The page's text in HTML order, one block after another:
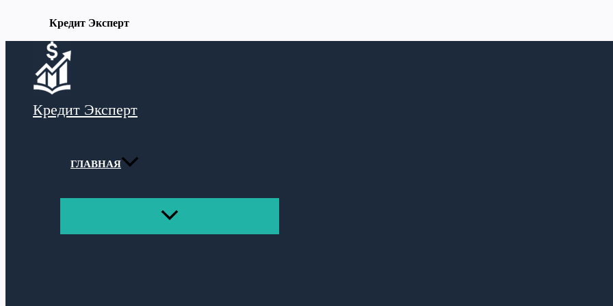
Кредит Эксперт
содержимому
Кредит Эксперт
ГЛАВНАЯ
ПЕРЕКЛЮЧАТЕЛЬ